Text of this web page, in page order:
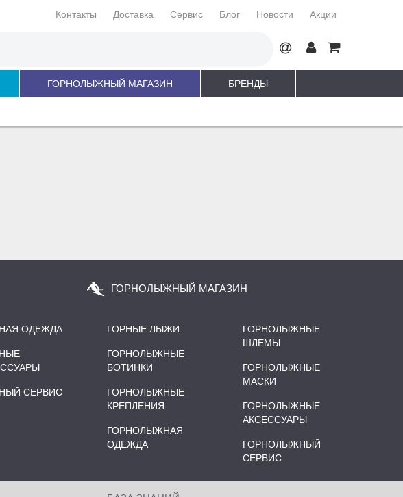
Контакты Доставка Сервис Блог Новости Акции
ГОРНОЛЫЖНЫЙ МАГАЗИН БРЕНДЫ
ОДЕЖДА
СЕРВИС
ГОРНОЛЫЖНЫЙ МАГАЗИН
ГОРНЫЕ ЛЫЖИ
ГОРНОЛЫЖНЫЕ
БОТИНКИ
ГОРНОЛЫЖНЫЕ
КРЕПЛЕНИЯ
ГОРНОЛЫЖНАЯ
ОДЕЖДА
ГОРНОЛЫЖНЫЕ
ШЛЕМЫ
ГОРНОЛЫЖНЫЕ
МАСКИ
ГОРНОЛЫЖНЫЕ
АКСЕССУАРЫ
ГОРНОЛЫЖНЫЙ
СЕРВИС